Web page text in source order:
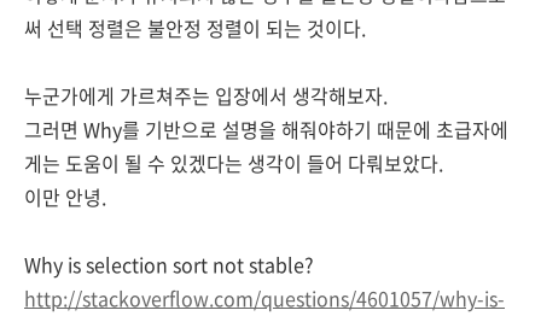
써 선택 정렬은 불안정 정렬이 되는 것이다.
누군가에게 가르쳐주는 입장에서 생각해보자.
그러면 Why를 기반으로 설명을 해줘야하기 때문에 초급자에
게는 도움이 될 수 있겠다는 생각이 들어 다뤄보았다.
이만 안녕.
Why is selection sort not stable?
http://stackoverflow.com/questions/4601057/why-is-